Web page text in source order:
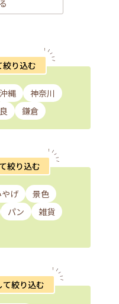
絞り込む
沖縄
神奈川
鎌倉
絞り込む
やげ
景色
パン
雑貨
て絞り込む